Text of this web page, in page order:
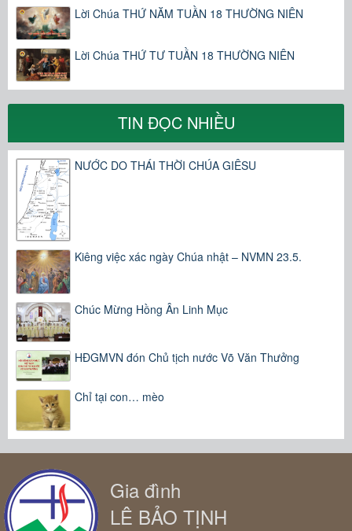
Lời Chúa THỨ NĂM TUẦN 18 THƯỜNG NIÊN
Lời Chúa THỨ TƯ TUẦN 18 THƯỜNG NIÊN
TIN ĐỌC NHIỀU
NƯỚC DO THÁI THỜI CHÚA GIÊSU
Kiêng việc xác ngày Chúa nhật – NVMN 23.5.
Chúc Mừng Hồng Ân Linh Mục
HĐGMVN đón Chủ tịch nước Võ Văn Thưởng
Chỉ tại con… mèo
Gia đình
LÊ BẢO TỊNH